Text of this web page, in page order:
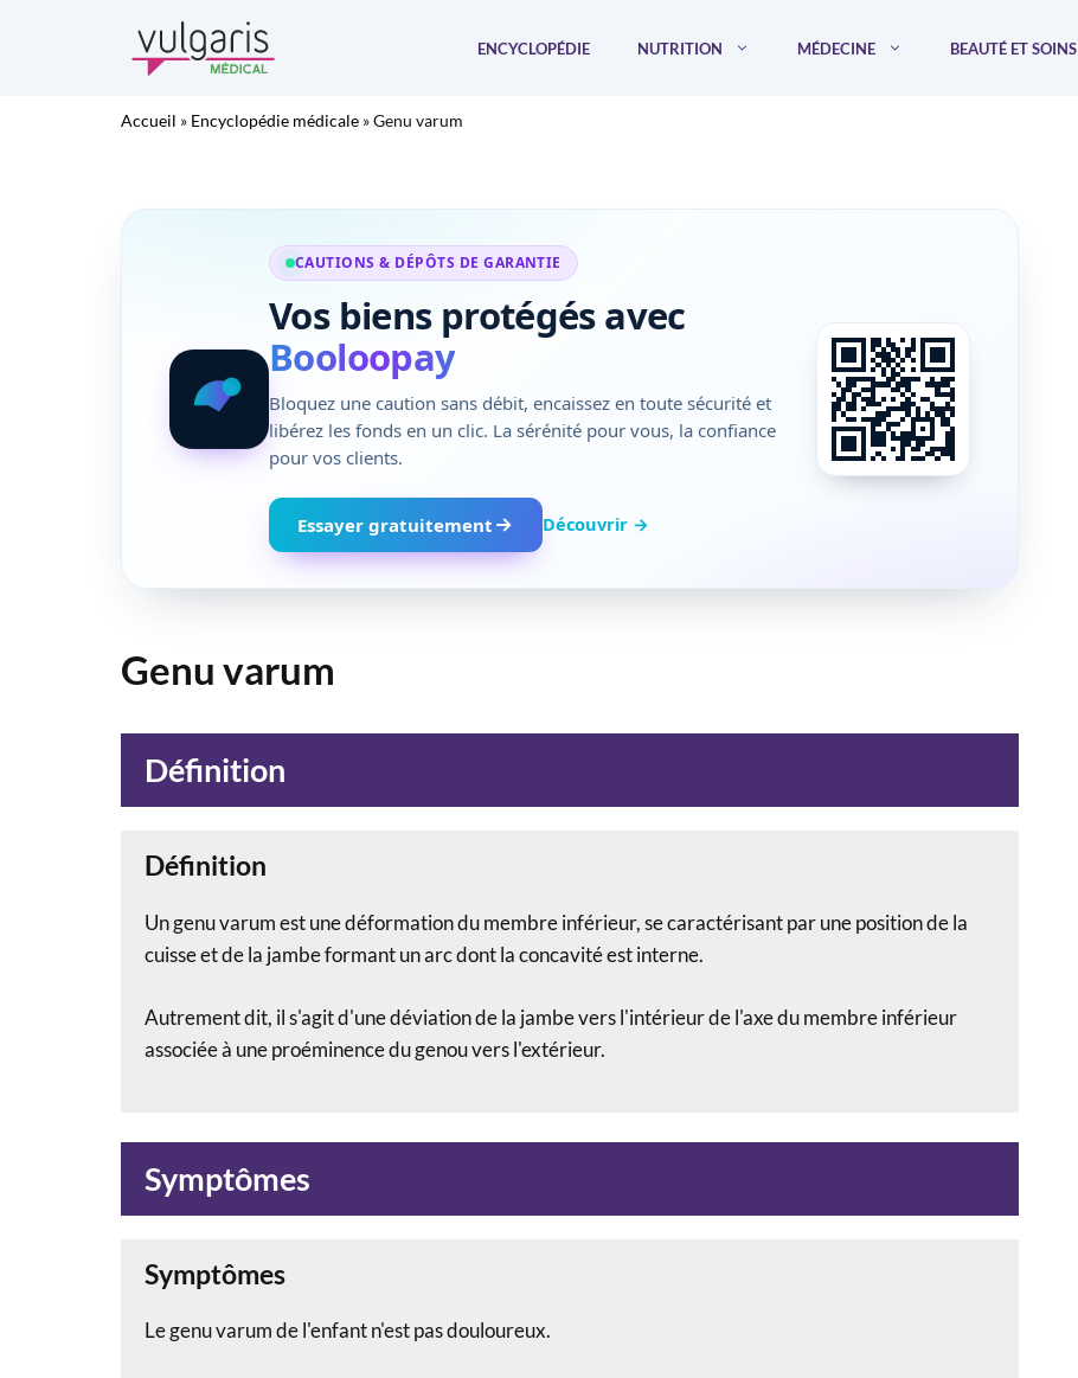
ENCYCLOPÉDIE NUTRITION MÉDECINE BEAUTÉ ET SOINS
Accueil » Encyclopédie médicale »Genu varum
CAUTIONS & DÉPÔTS DE GARANTIE
Vos biens protégés avec
Booloopay
Bloquez une caution sans débit, encaissez en toute sécurité et
libérez les fonds en un clic. La sérénité pour vous, la confiance
pour vos clients.
Essayer gratuitement Découvrir →
Genu varum
Définition
Définition
Un genu varum est une déformationdu membre inférieur, se caractérisant par une position de la
cuisse et de la jambe formant un arc dont la concavité est interne.
Autrement dit, il s'agit d'une déviation de la jambe vers l'intérieur de l'axe du membre inférieur
associée à une proéminence du genou vers l'extérieur.
Symptômes
Symptômes
Le genu varum de l'enfant n'est pas douloureux.